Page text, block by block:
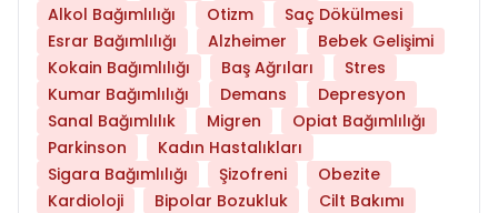
Alkol Bağımlılığı
Otizm
Saç Dökülmesi
Esrar Bağımlılığı
Alzheimer
Bebek Gelişimi
Kokain Bağımlılığı
Baş Ağrıları
Stres
Kumar Bağımlılığı
Demans
Depresyon
Sanal Bağımlılık
Migren
Opiat Bağımlılığı
Parkinson
Kadın Hastalıkları
Sigara Bağımlılığı
Şizofreni
Obezite
Kardioloji
Bipolar Bozukluk Cilt Bakımı